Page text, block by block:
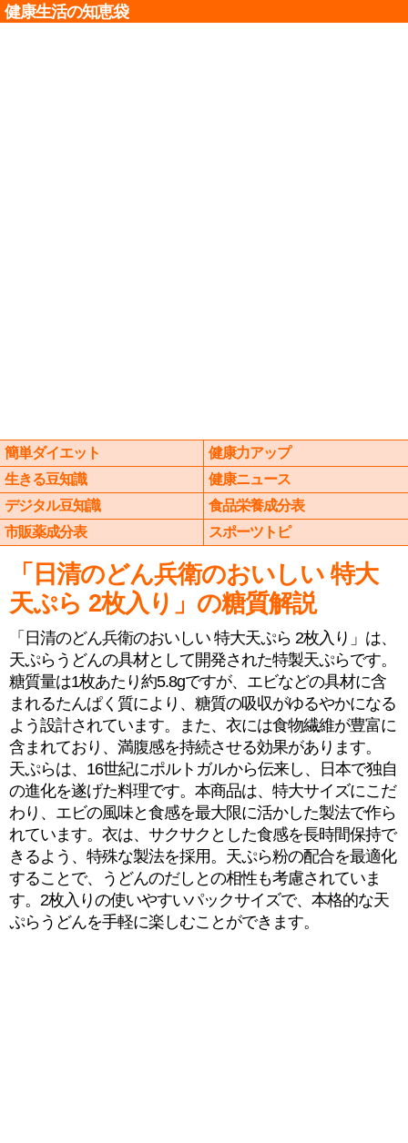
健康生活の知恵袋
簡単ダイエット
健康力アップ
生きる豆知識
健康ニュース
デジタル豆知識
食品栄養成分表
市販薬成分表
スポーツトピ
「日清のどん兵衛のおいしい 特大
天ぷら 2枚入り」の糖質解説
「日清のどん兵衛のおいしい 特大天ぷら 2枚入り」は、
天ぷらうどんの具材として開発された特製天ぷらです。
糖質量は1枚あたり約5.8gですが、エビなどの具材に含
まれるたんぱく質により、糖質の吸収がゆるやかになる
よう設計されています。また、衣には食物繊維が豊富に
含まれており、満腹感を持続させる効果があります。
天ぷらは、16世紀にポルトガルから伝来し、日本で独自
の進化を遂げた料理です。本商品は、特大サイズにこだ
わり、エビの風味と食感を最大限に活かした製法で作ら
れています。衣は、サクサクとした食感を長時間保持で
きるよう、特殊な製法を採用。天ぷら粉の配合を最適化
することで、うどんのだしとの相性も考慮されていま
す。2枚入りの使いやすいパックサイズで、本格的な天
ぷらうどんを手軽に楽しむことができます。